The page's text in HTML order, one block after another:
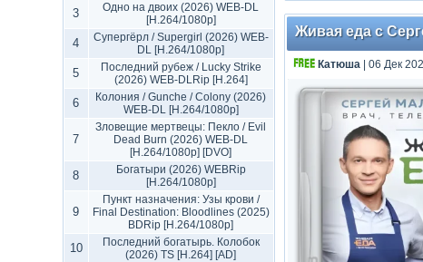
3
Одно на двоих (2026) WEB-DL
[H.264/1080p]
4
Супергёрл / Supergirl (2026) WEB-
DL [H.264/1080p]
5
Последний рубеж / Lucky Strike
(2026) WEB-DLRip [H.264]
6
Колония / Gunche / Colony (2026)
WEB-DL [H.264/1080p]
7
Зловещие мертвецы: Пекло / Evil
Dead Burn (2026) WEB-DL
[H.264/1080p] [DVO]
8
Богатыри (2026) WEBRip
[H.264/1080p]
9
Пункт назначения: Узы крови /
Final Destination: Bloodlines (2025)
BDRip [H.264/1080p]
10
Последний богатырь. Колобок
(2026) TS [H.264] [AD]
Живая еда с
Катюша| 06 Дек